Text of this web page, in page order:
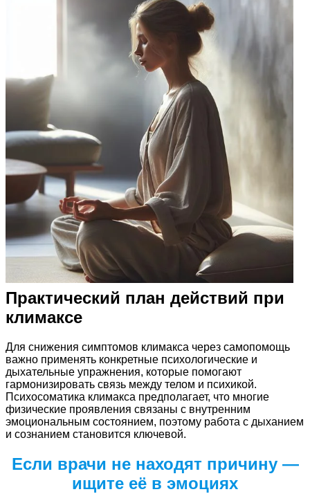
Практический план действий при
климаксе
Для снижения симптомов климакса через самопомощь
важно применять конкретные психологические и
дыхательные упражнения, которые помогают
гармонизировать связь между телом и психикой.
Психосоматика климакса предполагает, что многие
физические проявления связаны с внутренним
эмоциональным состоянием, поэтому работа с дыханием
и сознанием становится ключевой.
Если врачи не находят причину —
ищите её в эмоциях